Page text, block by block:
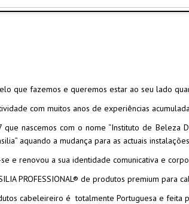
que fazemos e queremos estar ao seu lado
com muitos anos de experiências
que nascemos com o nome “Instituto de
aquando a mudança para as actuais
e renovou a sua identidade comunicativa e
PROFESSIONAL® de produtos premium
cabeleireiro é totalmente Portuguesa e feita